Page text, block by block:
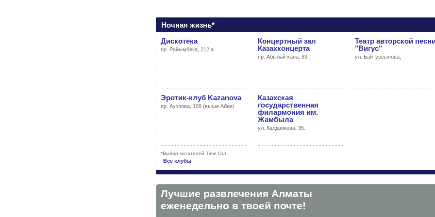
Ночная жизнь*
Дискотека
пр. Райымбека, 212 а
Концертный зал
Казахконцерта
пр. Абылай хана, 83.
Театр авторской
"Вигус"
ул. Байтурсынова,
Эротик-клуб Kazanova
пр. Ауэзова, 109 (выше Абая)
Казахская
государственная
филармония им.
Жамбыла
ул. Калдаякова, 35.
*Выбор читателей Time Out
Все клубы
Лучшие развлечения Алматы
eженедельно в твоей почте!